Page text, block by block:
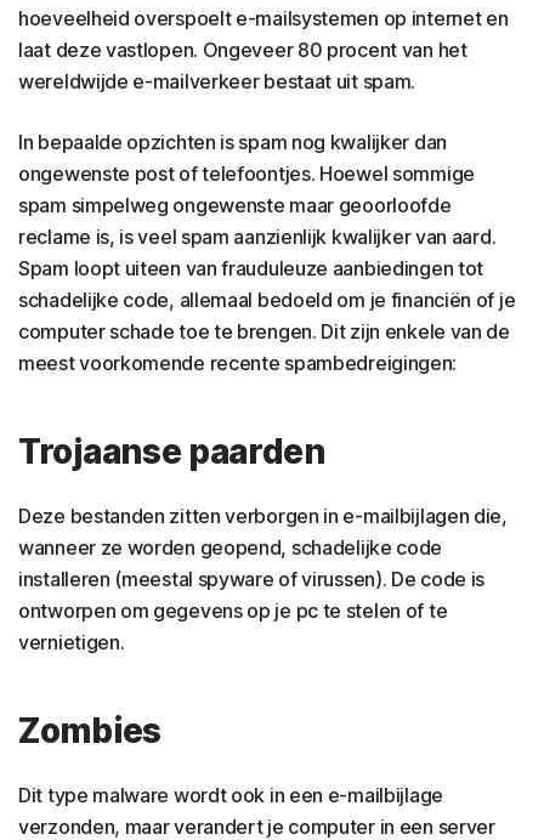
hoeveelheid overspoelt e-mailsystemen op internet en
laat deze vastlopen. Ongeveer 80 procent van het
wereldwijde e-mailverkeer bestaat uit spam.
In bepaalde opzichten is spam nog kwalijker dan
ongewenste post of telefoontjes. Hoewel sommige
spam simpelweg ongewenste maar geoorloofde
reclame is, is veel spam aanzienlijk kwalijker van aard.
Spam loopt uiteen van frauduleuze aanbiedingen tot
schadelijke code, allemaal bedoeld om je financiën of je
computer schade toe te brengen. Dit zijn enkele van de
meest voorkomende recente spambedreigingen:
Trojaanse paarden
Deze bestanden zitten verborgen in e-mailbijlagen die,
wanneer ze worden geopend, schadelijke code
installeren (meestal spyware of virussen). De code is
ontworpen om gegevens op je pc te stelen of te
vernietigen.
Zombies
Dit type malware wordt ook in een e-mailbijlage
verzonden, maar verandert je computer in een server